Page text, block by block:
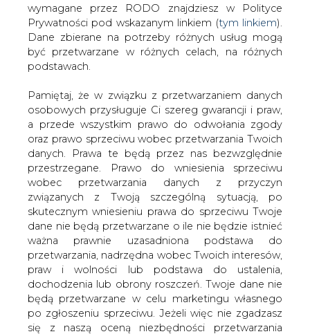
wymagane przez RODO znajdziesz w Polityce
Prywatności pod wskazanym linkiem (tym linkiem).
Dane zbierane na potrzeby różnych usług mogą
być przetwarzane w różnych celach, na różnych
podstawach.
Pamiętaj, że w związku z przetwarzaniem danych
osobowych przysługuje Ci szereg gwarancji i praw,
a przede wszystkim prawo do odwołania zgody
oraz prawo sprzeciwu wobec przetwarzania Twoich
danych. Prawa te będą przez nas bezwzględnie
przestrzegane. Prawo do wniesienia sprzeciwu
wobec przetwarzania danych z przyczyn
związanych z Twoją szczególną sytuacją, po
skutecznym wniesieniu prawa do sprzeciwu Twoje
dane nie będą przetwarzane o ile nie będzie istnieć
ważna prawnie uzasadniona podstawa do
przetwarzania, nadrzędna wobec Twoich interesów,
praw i wolności lub podstawa do ustalenia,
dochodzenia lub obrony roszczeń. Twoje dane nie
będą przetwarzane w celu marketingu własnego
po zgłoszeniu sprzeciwu. Jeżeli więc nie zgadzasz
się z naszą oceną niezbędności przetwarzania
Nowe przepisy w sprawie OZE
Ministerstwo Gospodarki przygotowało
projekt zmiany rozporządzenia w
sprawie szczegółowego zakresu
obowiązków uzyskania i przedstawienia
do umorzenia świadectw pochodzenia,
uiszczenia opłaty zastępczej oraz
zakupu energii elektrycznej i ciepła
wytworzonych w odnawialnych źródłach
energii z dnia 19 grudnia 2005 roku.
Doprowadzenie do zmiany tego rozporządzenia,
polegającej na podniesieniu progów obowiązku udziału
"zielonej energii" w bilansie energii sprzedanej odbiorcom